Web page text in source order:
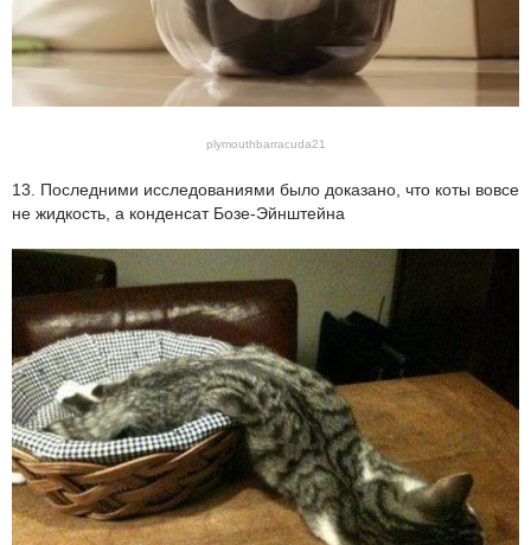
plymouthbarracuda21
13. Последними исследованиями было доказано, что коты вовсе
не жидкость, а конденсат Бозе-Эйнштейна